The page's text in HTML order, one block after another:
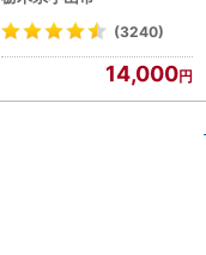
・沖縄県】【1256759】
(3240)
14,000